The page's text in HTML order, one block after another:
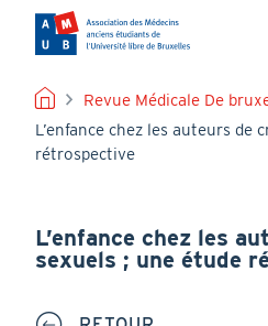
contenu
principal
FIL
D'ARIANE
Revue Médicale De
L’enfance chez les auteurs de
rétrospective
L’enfance chez les
sexuels ; une étude